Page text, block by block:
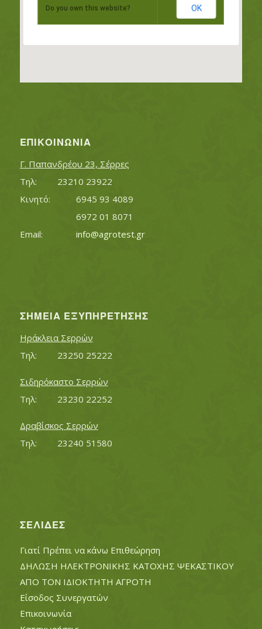
Do you own this website? OK
ΕΠΙΚΟΙΝΩΝΊΑ
Γ. Παπανδρέου 23, Σέρρες
Τηλ:		23210 23922
Κινητό:		6945 93 4089
			6972 01 8071
info@agrotest.gr
ΣΗΜΕΊΑ ΕΞΥΠΗΡΈΤΗΣΗΣ
Ηράκλεια Σερρών
Τηλ:		23250 25222
Σιδηρόκαστο Σερρών
Τηλ:		23230 22252
Δραβίσκος Σερρών
Τηλ:		23240 51580
ΣΕΛΊΔΕΣ
Γιατί Πρέπει να κάνω Επιθεώρηση
ΔΗΛΩΣΗ ΗΛΕΚΤΡΟΝΙΚΗΣ ΚΑΤΟΧΗΣ ΨΕΚΑΣΤΙΚΟΥ
ΑΠΟ ΤΟΝ ΙΔΙΟΚΤΗΤΗ ΑΓΡΟΤΗ
Είσοδος Συνεργατών
Επικοινωνία